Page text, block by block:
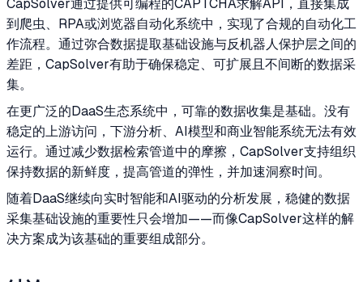
CapSolver通过提供可编程的CAPTCHA求解API，直接集成
到爬虫、RPA或浏览器自动化系统中，实现了合规的自动化工
作流程。通过弥合数据提取基础设施与反机器人保护层之间的
差距，CapSolver有助于确保稳定、可扩展且不间断的数据采
集。
在更广泛的DaaS生态系统中，可靠的数据收集是基础。没有
稳定的上游访问，下游分析、AI模型和商业智能系统无法有效
运行。通过减少数据检索管道中的摩擦，CapSolver支持组织
保持数据的新鲜度，提高管道的弹性，并加速洞察时间。
随着DaaS继续向实时智能和AI驱动的分析发展，稳健的数据
采集基础设施的重要性只会增加——而像CapSolver这样的解
决方案成为该基础的重要组成部分。